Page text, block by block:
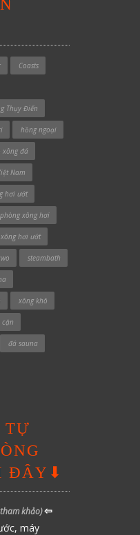
Coasts
Thụy Điển
hồng ngoại
xông đá
Nam
hơi ướt
phòng xông hơi
hơi ướt
steambath
xông khô
cặn
đá sauna
TỰ
ĐÂY⬇
khảo)⇦
máy